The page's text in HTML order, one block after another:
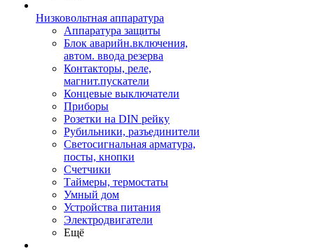
Низковольтная аппаратура
Аппаратура защиты
Блок аварийн.включения,
автом. ввода резерва
Контакторы, реле,
магнит.пускатели
Концевые выключатели
Приборы
Розетки на DIN рейку
Рубильники, разъединители
Светосигнальная арматура,
посты, кнопки
Счетчики
Таймеры, термостаты
Умный дом
Устройства питания
Электродвигатели
Ещё